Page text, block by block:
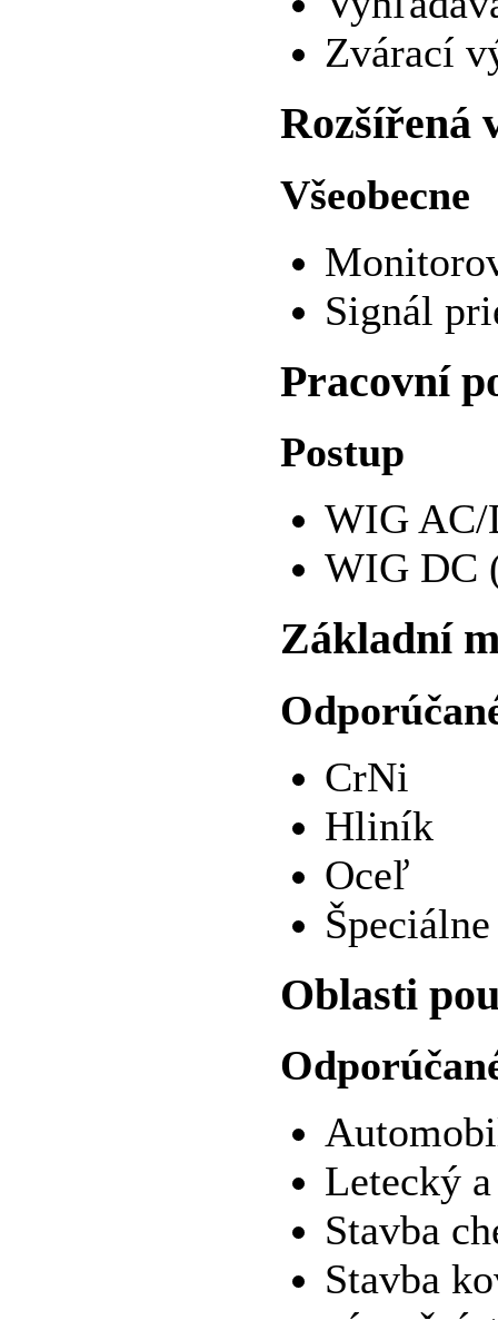
Zvárací
Rozšířená
Všeobecne
Signál
Pracovní
Postup
WIG AC/
WIG DC
Základní
CrNi
Hliník
Oceľ
Oblasti
Letecký
Stavba
Stavba